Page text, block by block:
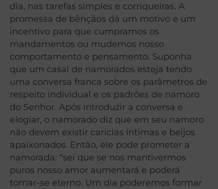
dia, nas tarefas simples e corriqueiras. A
promessa de bênçãos dá um motivo e um
incentivo para que cumpramos os
mandamentos ou mudemos nosso
comportamento e pensamento. Suponha
que um casal de namorados esteja tendo
uma conversa franca sobre os parâmetros de
respeito individual e os padrões de namoro
do Senhor. Após introduzir a conversa e
elogiar, o namorado diz que em seu namoro
não devem existir carícias íntimas e beijos
apaixonados. Então, ele pode prometer a
namorada: “sei que se nos mantivermos
puros nosso amor aumentará e poderá
tornar-se eterno. Um dia poderemos formar